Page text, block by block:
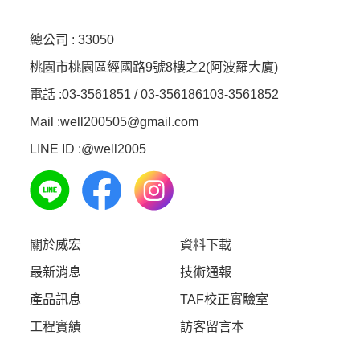
總公司 : 33050
桃園市桃園區經國路9號8樓之2(阿波羅大廈)
電話 :03-3561851 / 03-356186103-3561852
Mail :well200505@gmail.com
LINE ID :@well2005
關於威宏
最新消息
產品訊息
工程實績
資料下載
技術通報
TAF校正實驗室
訪客留言本